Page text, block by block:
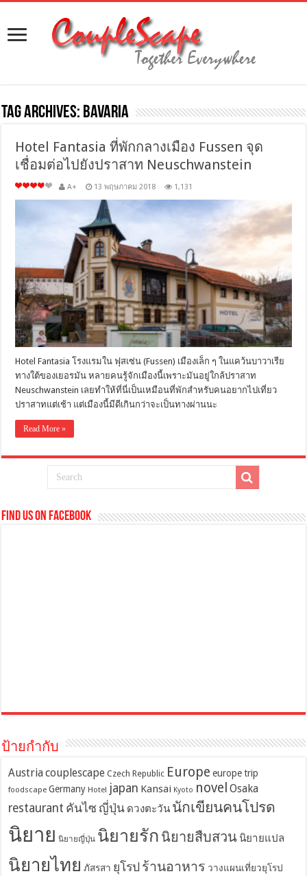
Tag Archives: Bavaria
Hotel Fantasia ที่พักกลางเมือง Fussen จุด
เชื่อมต่อไปยังปราสาท Neuschwanstein
A+ 13 พฤษภาคม 2018 1,131
Hotel Fantasia โรงแรมใน ฟุสเซ่น (Fussen) เมืองเล็ก ๆ ในแคว้นบาวาเรีย
ทางใต้ของเยอรมัน หลายคนรู้จักเมืองนี้เพราะมันอยู่ใกล้ปราสาท
Neuschwanstein เลยทำให้ที่นี่เป็นเหมือนที่พักสำหรับคนอยากไปเที่ยว
ปราสาทแต่เช้า แต่เมืองนี้มีดีเกินกว่าจะเป็นทางผ่านนะ
Read More »
Find us on Facebook
ป้ายกำกับ
Austriacouplescape Czech Republic Europe europe trip
foodscape Germany Hotel japan Kansai Kyoto novel Osaka
restaurant คันไซ ญี่ปุ่น ดวงตะวัน นักเขียนคนโปรด
นิยาย นิยายญี่ปุ่น นิยายรัก นิยายสืบสวน นิยายแปล
นิยายไทย ภัสรสา ยุโรป ร้านอาหาร วางแผนเที่ยวยุโรป